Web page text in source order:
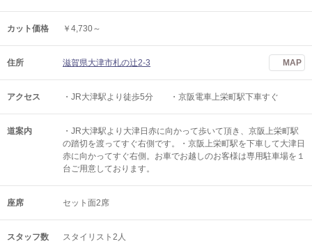
カット価格 ￥4,730～
住所 滋賀県大津市札の辻2-3 MAP
アクセス ・JR大津駅より徒歩5分 ・京阪電車上栄町駅下車すぐ
道案内
・JR大津駅より大津日赤に向かって歩いて頂き、京阪上栄町駅
の踏切を渡ってすぐ右側です。・京阪上栄町駅を下車して大津日
赤に向かってすぐ右側。お車でお越しのお客様は専用駐車場を１
台ご用意しております。
座席 セット面2席
スタッフ数 スタイリスト2人